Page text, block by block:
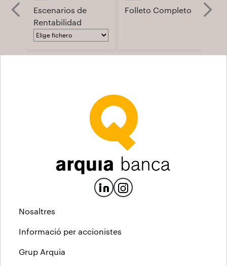
Escenarios de
Rentabilidad
Folleto Completo
Nosaltres
Informació per accionistes
Grup Arquia